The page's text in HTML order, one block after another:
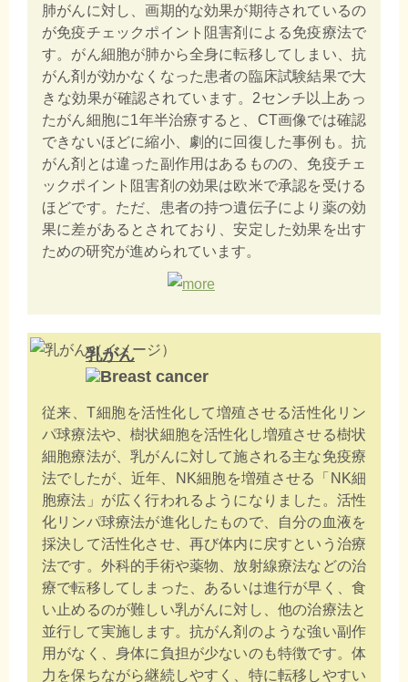
肺がんに対し、画期的な効果が期待されているの
が免疫チェックポイント阻害剤による免疫療法で
す。がん細胞が肺から全身に転移してしまい、抗
がん剤が効かなくなった患者の臨床試験結果で大
きな効果が確認されています。2センチ以上あっ
たがん細胞に1年半治療すると、CT画像では確認
できないほどに縮小、劇的に回復した事例も。抗
がん剤とは違った副作用はあるものの、免疫チェ
ックポイント阻害剤の効果は欧米で承認を受ける
ほどです。ただ、患者の持つ遺伝子により薬の効
果に差があるとされており、安定した効果を出す
ための研究が進められています。
乳がん
従来、T細胞を活性化して増殖させる活性化リン
パ球療法や、樹状細胞を活性化し増殖させる樹状
細胞療法が、乳がんに対して施される主な免疫療
法でしたが、近年、NK細胞を増殖させる「NK細
胞療法」が広く行われるようになりました。活性
化リンパ球療法が進化したもので、自分の血液を
採決して活性化させ、再び体内に戻すという治療
法です。外科的手術や薬物、放射線療法などの治
療で転移してしまった、あるいは進行が早く、食
い止めるのが難しい乳がんに対し、他の治療法と
並行して実施します。抗がん剤のような強い副作
用がなく、身体に負担が少ないのも特徴です。体
力を保ちながら継続しやすく、特に転移しやすい